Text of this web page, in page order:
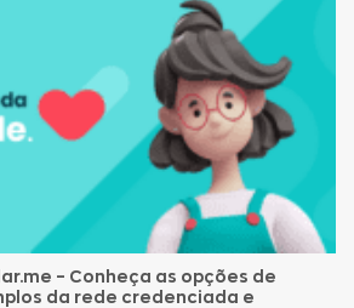
– Conheça as opções de
da rede credenciada e